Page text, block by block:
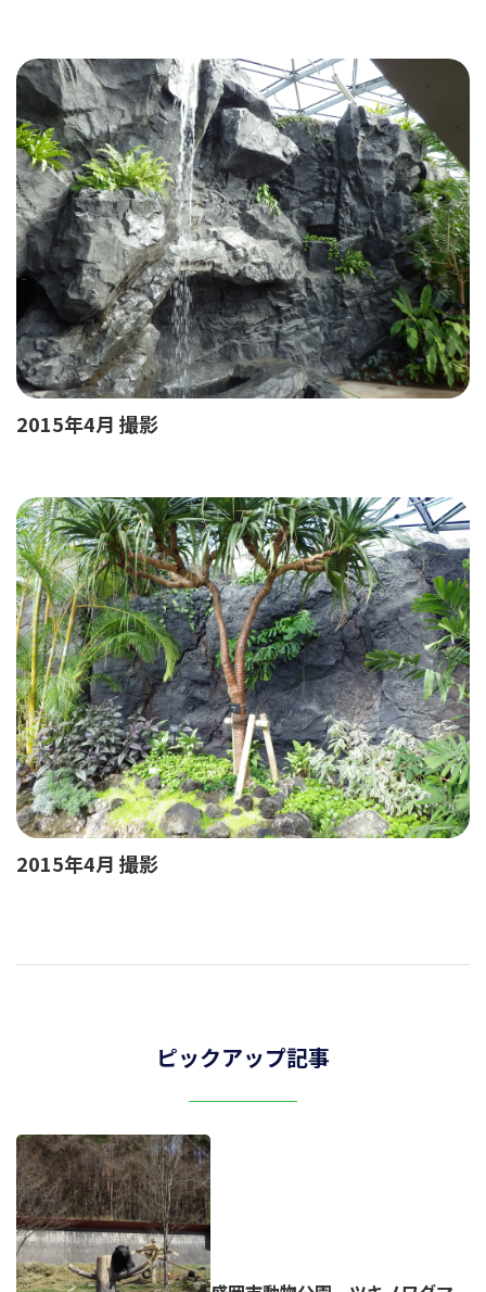
2015年4月 撮影
2015年4月 撮影
ピックアップ記事